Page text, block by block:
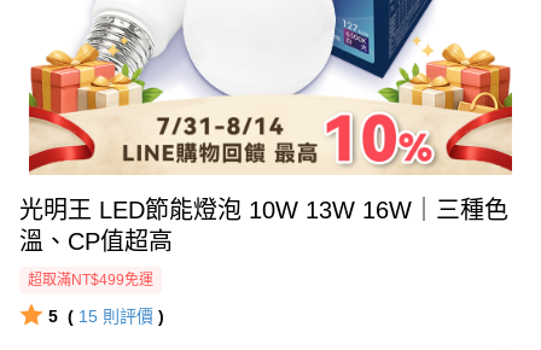
光明王 LED節能燈泡 10W 13W 16W｜三種色
溫、CP值超高
超取滿NT$499免運
5 ( 15 則評價 )